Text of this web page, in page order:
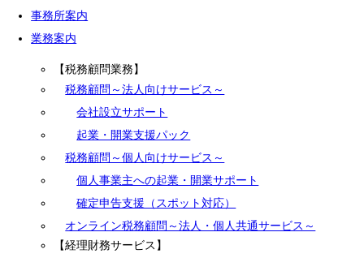
事務所案内
業務案内
【税務顧問業務】
税務顧問～法人向けサービス～
会社設立サポート
起業・開業支援パック
税務顧問～個人向けサービス～
個人事業主への起業・開業サポート
確定申告支援（スポット対応）
オンライン税務顧問～法人・個人共通サービス～
【経理財務サービス】